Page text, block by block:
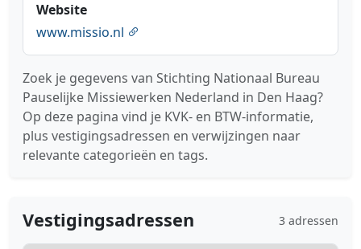
Website
www.missio.nl
Zoek je gegevens van Stichting Nationaal Bureau
Pauselijke Missiewerken Nederland in Den Haag?
Op deze pagina vind je KVK- en BTW-informatie,
plus vestigingsadressen en verwijzingen naar
relevante categorieën en tags.
Vestigingsadressen 3 adressen